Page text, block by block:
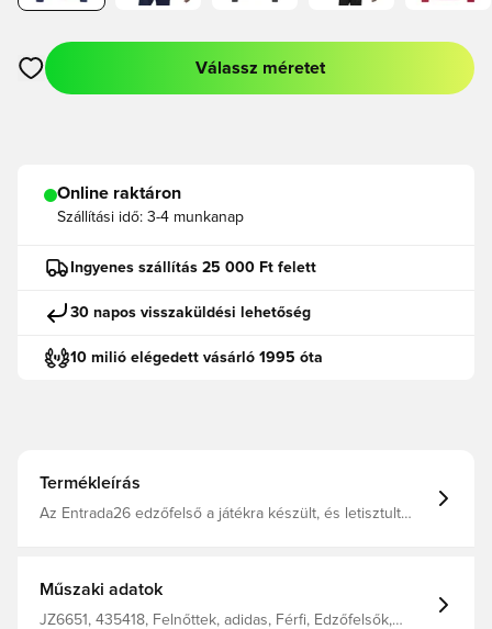
Megnyit egy modált a bejelentkezéshez vagy a tagként való
Válassz méretet
Online raktáron
Szállítási idő: 3-4 munkanap
Ingyenes szállítás 25 000 Ft felett
30 napos visszaküldési lehetőség
10 milió elégedett vásárló 1995 óta
Termékleírás
Az Entrada26 edzőfelső a játékra készült, és letisztult
gyorsan száradó szálakkal biztosít friss érzetet, így a
dupla kötésű anyag tartós strapabírást garantál, a
Műszaki adatok
JZ6651, 435418, Felnőttek, adidas, Férfi, Edzőfelsők,